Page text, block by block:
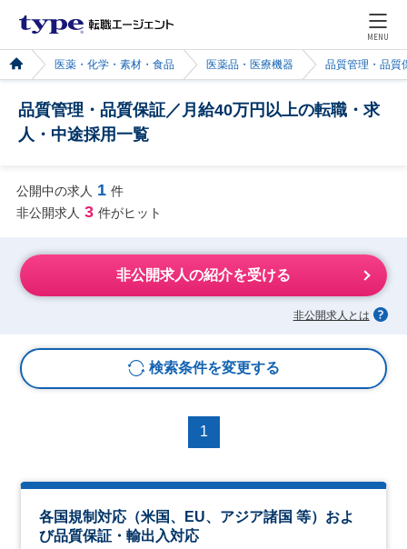
MENU
医薬・化学・素材・食品 医薬品・医療機器 品質管理・品質
品質管理・品質保証／月給40万円以上の転職・求
人・中途採用一覧
公開中の求人 1 件
非公開求人 3 件がヒット
非公開求人の紹介を受ける
非公開求人とは
検索条件を変更する
1
各国規制対応（米国、EU、アジア諸国 等）およ
び品質保証・輸出入対応